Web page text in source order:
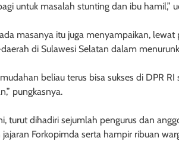
untuk masalah stunting dan ibu hamil,”
masanya itu juga menyampaikan,
di Sulawesi Selatan dalam
beliau terus bisa sukses di DPR
pungkasnya.
turut dihadiri sejumlah pengurus dan
jajaran Forkopimda serta hampir ribuan